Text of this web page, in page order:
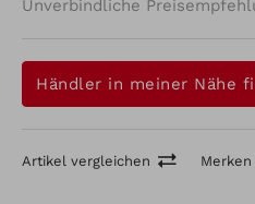
Unverbindliche
Händler in meiner Nähe
Artikel vergleichen Merken